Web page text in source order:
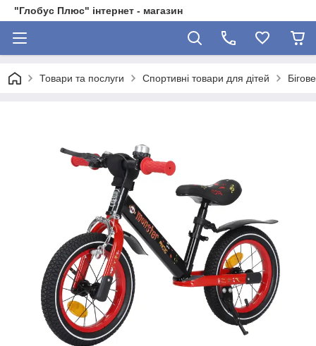
"Глобус Плюс" інтернет - магазин
Товари та послуги Спортивні товари для дітей